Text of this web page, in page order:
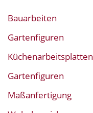
Bauarbeiten
Gartenfiguren
Küchenarbeitsplatten
Gartenfiguren
Maßanfertigung